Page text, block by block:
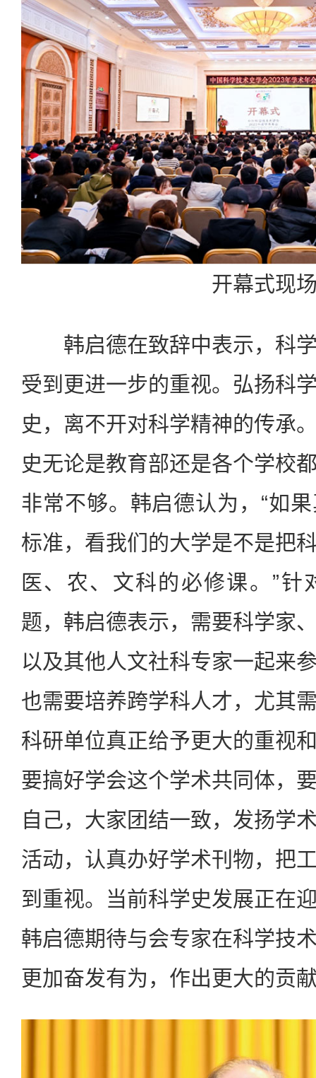
开幕式现
韩启德在致辞中表示，科学
受到更进一步的重视。弘扬科
史，离不开对科学精神的传承
史无论是教育部还是各个学校
非常不够。韩启德认为，“如
标准，看我们的大学是不是把
医、农、文科的必修课。”针
题，韩启德表示，需要科学家
以及其他人文社科专家一起来
也需要培养跨学科人才，尤其
科研单位真正给予更大的重视
要搞好学会这个学术共同体，
自己，大家团结一致，发扬学
活动，认真办好学术刊物，把
到重视。当前科学史发展正在
韩启德期待与会专家在科学技
更加奋发有为，作出更大的贡